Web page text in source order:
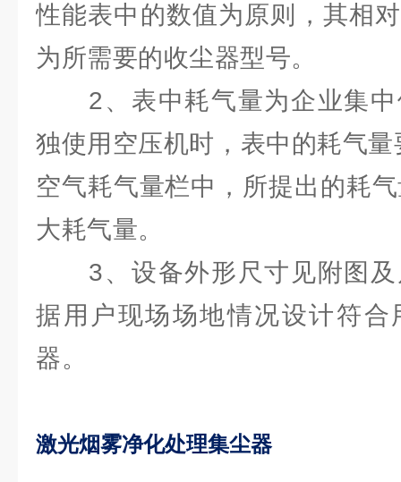
性能表中的数值为原则，其相
为所需要的收尘器型号。
2、表中耗气量为企业集中
独使用空压机时，表中的耗气
空气耗气量栏中，所提出的耗
大耗气量。
3、设备外形尺寸见附图及
据用户现场场地情况设计符合
器。
激光烟雾净化处理集尘器